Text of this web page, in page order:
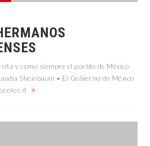
y como siempre el pueblo de México
Sheinbaum • El Gobierno de México
d